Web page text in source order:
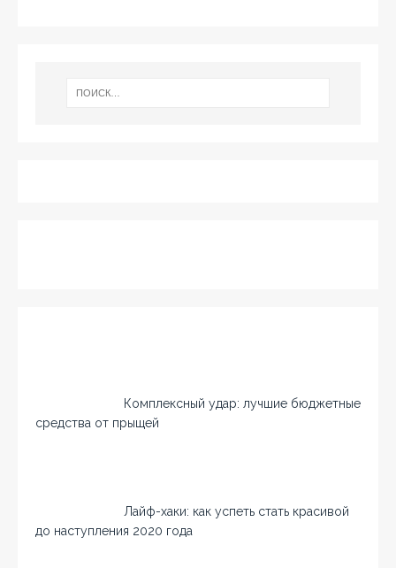
Комплексный удар: лучшие бюджетные
средства от прыщей
Лайф-хаки: как успеть стать красивой
до наступления 2020 года